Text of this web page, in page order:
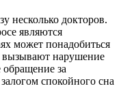
несколько докторов.
являются
может понадобиться
вызывают нарушение
за
спокойного сна